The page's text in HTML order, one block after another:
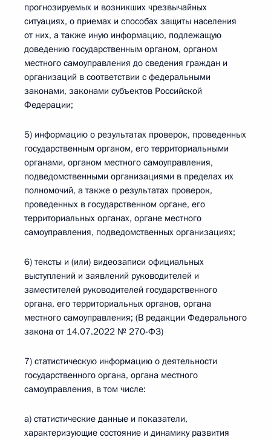
прогнозируемых и возникших чрезвычайных
ситуациях, о приемах и способах защиты населения
от них, а также иную информацию, подлежащую
доведению государственным органом, органом
местного самоуправления до сведения граждан и
организаций в соответствии с федеральными
законами, законами субъектов Российской
Федерации;
5) информацию о результатах проверок, проведенных
государственным органом, его территориальными
органами, органом местного самоуправления,
подведомственными организациями в пределах их
полномочий, а также о результатах проверок,
проведенных в государственном органе, его
территориальных органах, органе местного
самоуправления, подведомственных организациях;
6) тексты и (или) видеозаписи официальных
выступлений и заявлений руководителей и
заместителей руководителей государственного
органа, его территориальных органов, органа
местного самоуправления; (В редакции Федерального
закона от 14.07.2022 № 270-ФЗ)
7) статистическую информацию о деятельности
государственного органа, органа местного
самоуправления, в том числе:
а) статистические данные и показатели,
характеризующие состояние и динамику развития